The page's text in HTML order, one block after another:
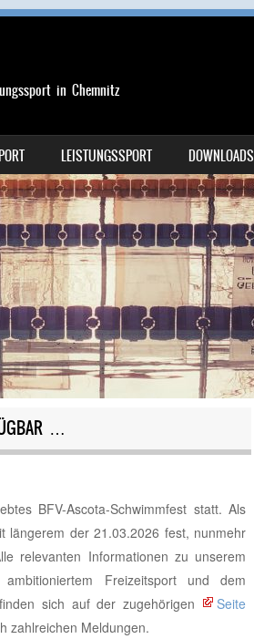
in Chemnitz
LEISTUNGSSPORT DOWNLOADS
…
BFV-Ascota-Schwimmfest statt. Als
längerem der 21.03.2026 fest, nunmehr
relevanten Informationen zu unserem
Freizeitsport und dem
sich auf der zugehörigen
Seite
zahlreichen Meldungen.